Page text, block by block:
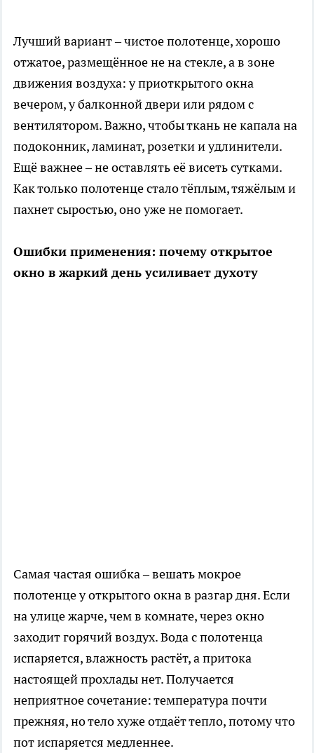
Лучший вариант – чистое полотенце, хорошо
отжатое, размещённое не на стекле, а в зоне
движения воздуха: у приоткрытого окна
вечером, у балконной двери или рядом с
вентилятором. Важно, чтобы ткань не капала на
подоконник, ламинат, розетки и удлинители.
Ещё важнее – не оставлять её висеть сутками.
Как только полотенце стало тёплым, тяжёлым и
пахнет сыростью, оно уже не помогает.
Ошибки применения: почему открытое
окно в жаркий день усиливает духоту
Самая частая ошибка – вешать мокрое
полотенце у открытого окна в разгар дня. Если
на улице жарче, чем в комнате, через окно
заходит горячий воздух. Вода с полотенца
испаряется, влажность растёт, а притока
настоящей прохлады нет. Получается
неприятное сочетание: температура почти
прежняя, но тело хуже отдаёт тепло, потому что
пот испаряется медленнее.